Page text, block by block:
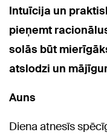
Intuīcija un
pieņemt
solās būt
atslodzi un
Auns
Diena atnesīs